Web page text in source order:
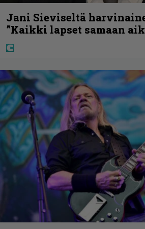
Jani Sieviseltä
”Kaikki lapset samaan